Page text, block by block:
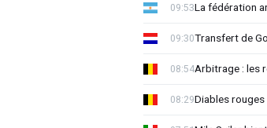
La fédération
09:53
Transfert de
09:30
Arbitrage : les
08:54
Diables
08:29